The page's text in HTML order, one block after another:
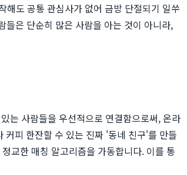
도 공통 관심사가 없어 금방 단절되기 일쑤
은 단순히 많은 사람을 아는 것이 아니라,
는 사람들을 우선적으로 연결함으로써, 온라
피 한잔할 수 있는 진짜 '동네 친구'를 만들
교한 매칭 알고리즘을 가동합니다. 이를 통